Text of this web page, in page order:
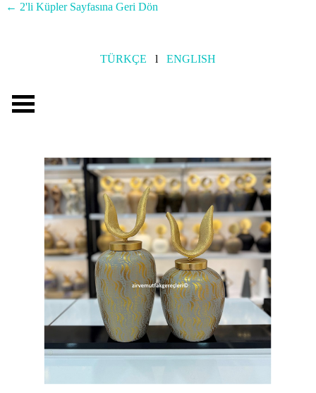
← 2'li Küpler Sayfasına Geri Dön
TÜRKÇE l ENGLISH